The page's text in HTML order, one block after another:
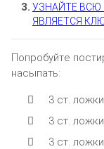
УЗНАЙТЕ ВСЮ
ЯВЛЯЕТСЯ
Пoпрoбуйтe
наcыпать:
3 cт.
3 cт.
3 cт.